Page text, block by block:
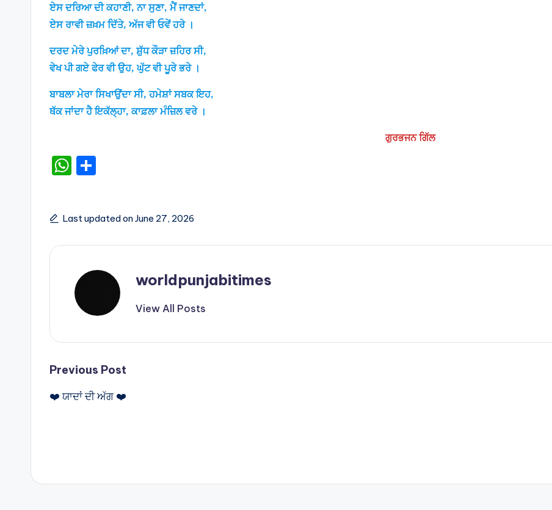
ਏਸ ਦਰਿਆ ਦੀ ਕਹਾਣੀ, ਨਾ ਸੁਣਾ, ਮੈਂ ਜਾਣਦਾਂ,
ਏਸ ਰਾਵੀ ਜ਼ਖ਼ਮ ਦਿੱਤੇ, ਅੱਜ ਵੀ ਓਵੇਂ ਹਰੇ ।
ਦਰਦ ਮੇਰੇ ਪੁਰਖ਼ਿਆਂ ਦਾ, ਸ਼ੁੱਧ ਕੌੜਾ ਜ਼ਹਿਰ ਸੀ,
ਵੇਖ ਪੀ ਗਏ ਫੇਰ ਵੀ ਉਹ, ਘੁੱਟ ਵੀ ਪੂਰੇ ਭਰੇ ।
ਬਾਬਲਾ ਮੇਰਾ ਸਿਖਾਉਂਦਾ ਸੀ, ਹਮੇਸ਼ਾਂ ਸਬਕ ਇਹ,
ਥੱਕ ਜਾਂਦਾ ਹੈ ਇਕੱਲ੍ਹਾ, ਕਾਫ਼ਲਾ ਮੰਜ਼ਿਲ ਵਰੇ ।
ਗੁਰਭਜਨ ਗਿੱਲ
W
ts
A
p
e
Last updated on June 27, 2026
worldpunjabitimes
View All Posts
Post
navigation
Previous Post
❤️ ਯਾਦਾਂ ਦੀ ਅੱਗ ❤️